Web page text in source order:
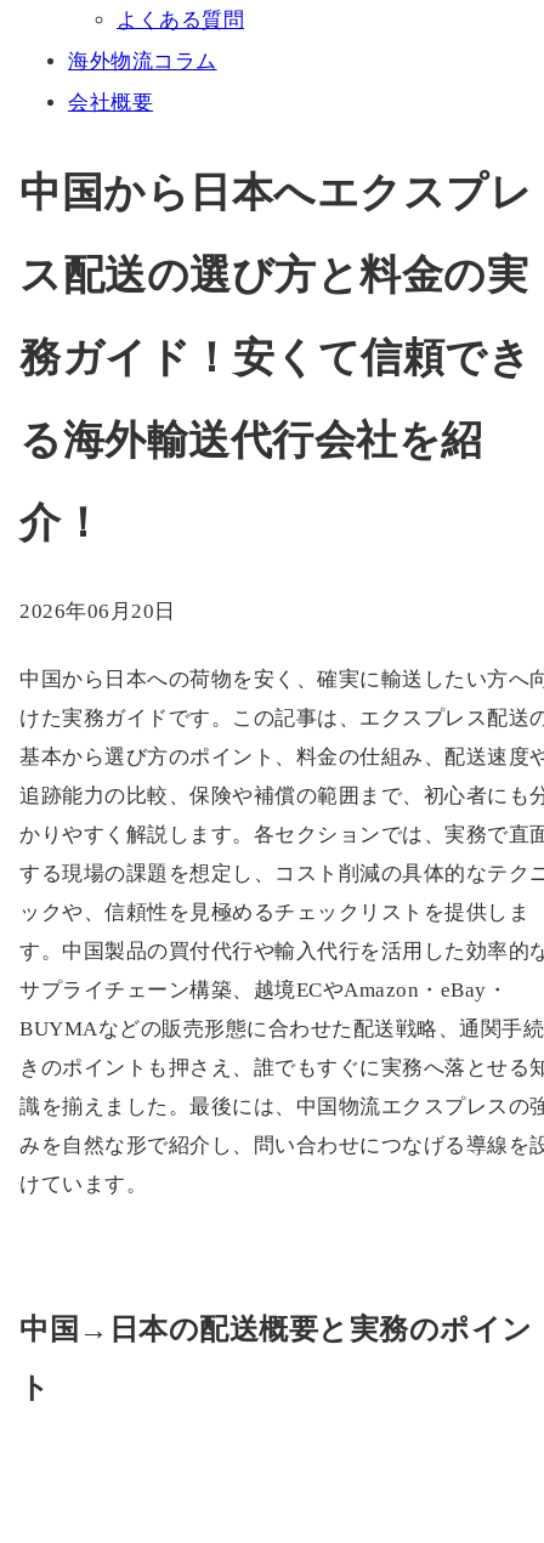
よくある質問
海外物流コラム
会社概要
中国から日本へエクスプレ
ス配送の選び方と料金の実
務ガイド！安くて信頼でき
る海外輸送代行会社を紹
介！
2026年06月20日
中国から日本への荷物を安く、確実に輸送したい方へ
けた実務ガイドです。この記事は、エクスプレス配送
基本から選び方のポイント、料金の仕組み、配送速度
追跡能力の比較、保険や補償の範囲まで、初心者にも
かりやすく解説します。各セクションでは、実務で直
する現場の課題を想定し、コスト削減の具体的なテク
ックや、信頼性を見極めるチェックリストを提供しま
す。中国製品の買付代行や輸入代行を活用した効率的
サプライチェーン構築、越境ECやAmazon・eBay・
BUYMAなどの販売形態に合わせた配送戦略、通関手続
きのポイントも押さえ、誰でもすぐに実務へ落とせる
識を揃えました。最後には、中国物流エクスプレスの
みを自然な形で紹介し、問い合わせにつなげる導線を
けています。
中国→日本の配送概要と実務のポイン
ト